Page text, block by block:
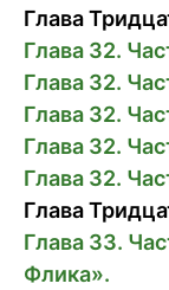
Глава
Глава 32.
Глава 32.
Глава 32.
Глава 32.
Глава 32.
Глава
Глава 33.
Флика».